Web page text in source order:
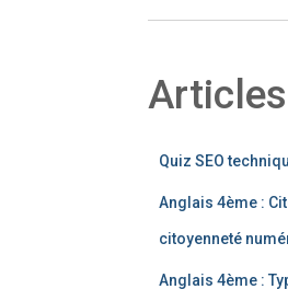
Quiz SEO
Anglais 4ème :
citoyenneté
Anglais 4ème :